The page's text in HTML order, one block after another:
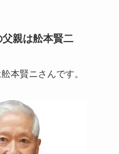
父親は舩本賢二
本賢ニさんです。